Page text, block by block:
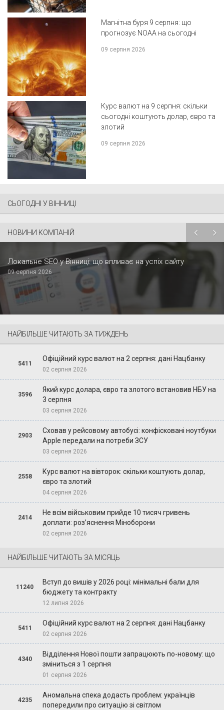
Магнітна буря 9 серпня: що
прогнозує NOAA на сьогодні
09 серпня 2026
Курс валют на 9 серпня: скільки
сьогодні коштують долар, євро та
злотий
09 серпня 2026
СЬОГОДНІ У ВІННИЦІ
НОВИНИ КОМПАНІЙ
Локальне SEO у Вінниці: що впливає на успіх сайту
09 серпня 2026
НАЙБІЛЬШЕ ЧИТАЮТЬ ЗА ТИЖДЕНЬ
5411
Офіційний курс валют на 2 серпня: дані Нацбанку
02 серпня 2026
3596
Який курс долара, євро та злотого встановив НБУ на
3 серпня
03 серпня 2026
2903
Сховав у рейсовому автобусі: конфісковані ноутбуки
Apple передали на потреби ЗСУ
03 серпня 2026
2558
Курс валют на вівторок: скільки коштують долар,
євро та злотий
04 серпня 2026
2414
Не всім військовим прийде 10 тисяч гривень
доплати: роз’яснення Міноборони
02 серпня 2026
НАЙБІЛЬШЕ ЧИТАЮТЬ ЗА МІСЯЦЬ
11240
Вступ до вишів у 2026 році: мінімальні бали для
бюджету та контракту
12 липня 2026
5411
Офіційний курс валют на 2 серпня: дані Нацбанку
02 серпня 2026
4340
Відділення Нової пошти запрацюють по-новому: що
зміниться з 1 серпня
01 серпня 2026
4235
Аномальна спека додасть проблем: українців
попередили про ситуацію зі світлом